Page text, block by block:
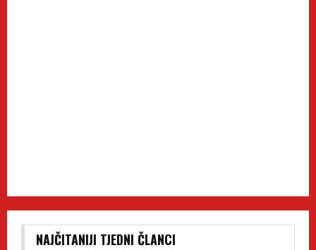
NAJČITANIJI TJEDNI ČLANCI